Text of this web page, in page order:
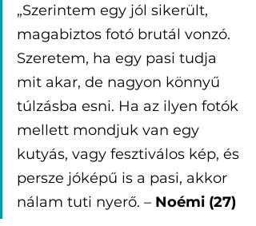
„Szerintem egy jól sikerült,
magabiztos fotó brutál vonzó.
Szeretem, ha egy pasi tudja
mit akar, de nagyon könnyű
túlzásba esni. Ha az ilyen fotók
mellett mondjuk van egy
kutyás, vagy fesztiválos kép, és
persze jóképű is a pasi, akkor
nálam tuti nyerő. – Noémi (27)